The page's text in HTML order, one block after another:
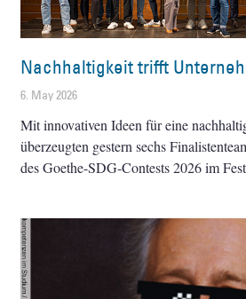
Nachhaltigkeit trifft
6. May 2026
Mit innovativen Ideen für eine
überzeugten gestern sechs
des Goethe-SDG-Contests 2026 im